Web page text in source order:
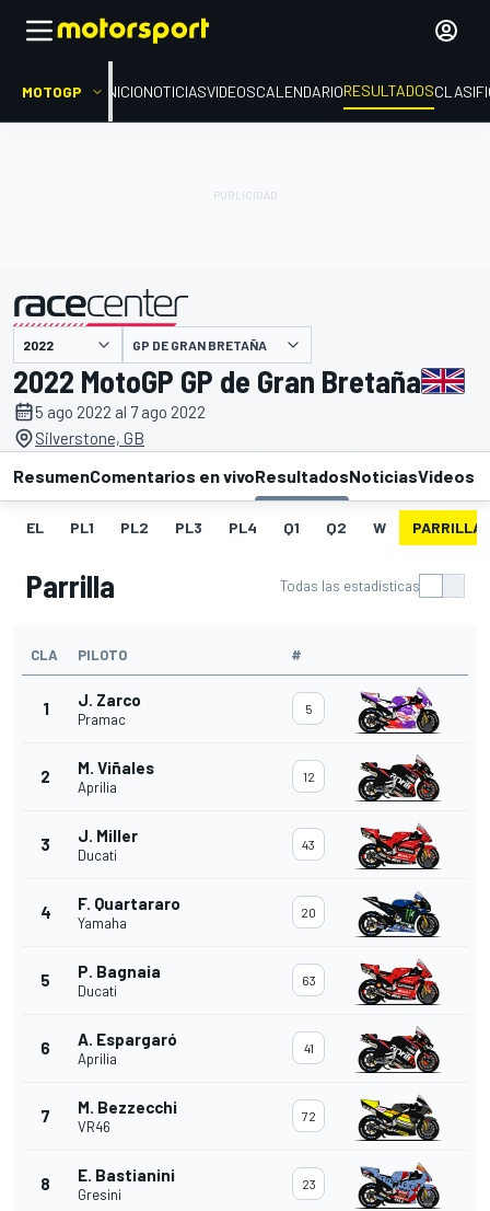
MOTOGP INICIONOTICIASVIDEOSCALENDARIORESULTADOS
presentado por GP DE GRAN BRETAÑA
2022 MotoGP GP de Gran Bretaña
5 ago 2022 al 7 ago 2022
Silverstone, GB
ResumenComentarios en vivoResultadosNoticiasVideos
EL PL1 PL2 PL3 PL4 Q1 Q2 W PARRILLA
Parrilla Todas las estadísticas
CLA PILOTO #
1 J. Zarco
Pramac
5
2 M. Viñales
Aprilia
12
3 J. Miller
Ducati
43
4 F. Quartararo
Yamaha
20
5 P. Bagnaia
Ducati
63
6 A. Espargaró
Aprilia
41
7 M. Bezzecchi
VR46
72
8 E. Bastianini
Gresini
23